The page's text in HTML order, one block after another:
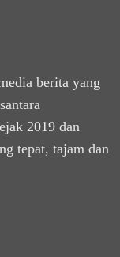
berita yang
2019 dan
tepat, tajam dan